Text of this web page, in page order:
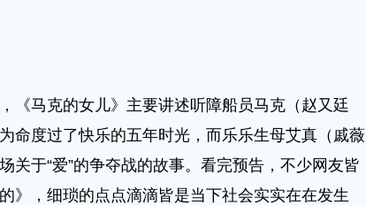
马克的女儿》主要讲述听障船员马克（赵又廷
命度过了快乐的五年时光，而乐乐生母艾真（戚薇
关于“爱”的争夺战的故事。看完预告，不少网友皆
》，细琐的点点滴滴皆是当下社会实实在在发生